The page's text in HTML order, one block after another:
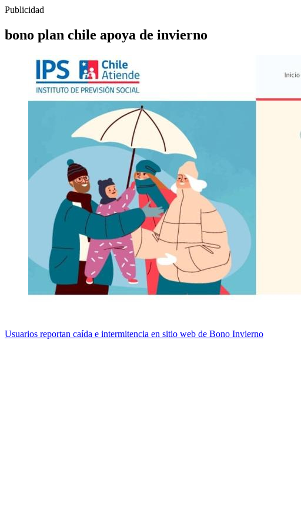
Publicidad
bono plan chile apoya de invierno
Usuarios reportan caída e intermitencia en sitio web de Bono Invierno